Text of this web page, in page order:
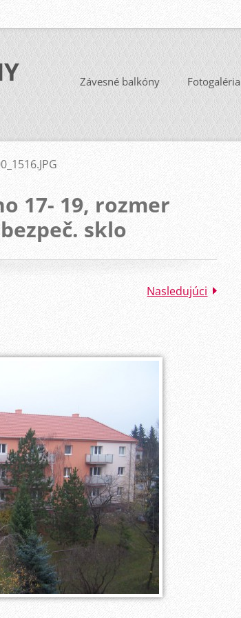
Závesné balkóny Fotogaléria
17- 19, rozmer
sklo
Nasledujúci